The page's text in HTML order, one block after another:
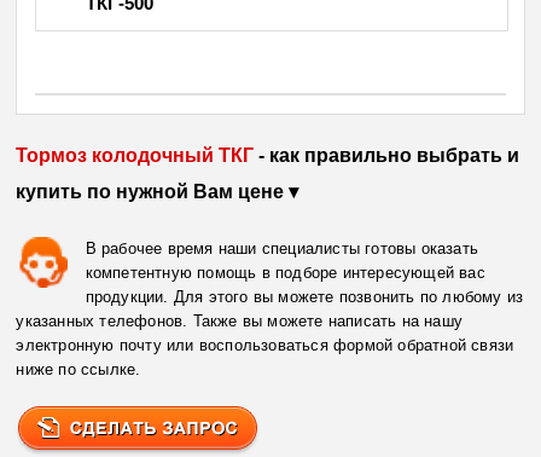
Тормоз колодочный ТКГ - как правильно выбрать и
купить по нужной Вам цене ▾
В рабочее время наши специалисты готовы оказать
компетентную помощь в подборе интересующей вас
продукции. Для этого вы можете позвонить по любому из
указанных телефонов. Также вы можете написать на нашу
электронную почту или воспользоваться формой обратной связи
ниже по ссылке.